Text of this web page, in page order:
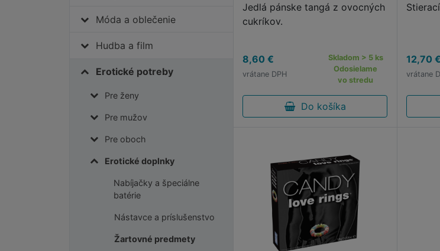
Móda a oblečenie
Hudba a film
Erotické potreby
Pre ženy
Pre mužov
Pre oboch
Erotické doplnky
Nabíjačky a špeciálne
batérie
Nástavce a príslušenstvo
Žartovné predmety
Jedlá pánske tangá z ovocných
cukríkov.
8,60 €
vrátane DPH
Skladom > 5 ks
Odosielame
vo stredu
Do košíka
12,70 €
vrátane